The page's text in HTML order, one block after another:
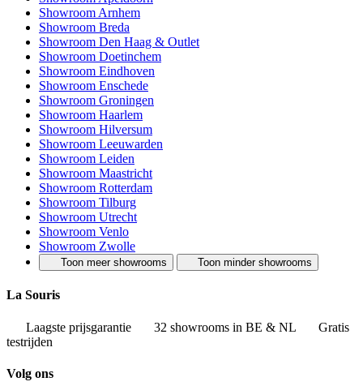
Showroom Arnhem
Showroom Breda
Showroom Den Haag & Outlet
Showroom Doetinchem
Showroom Eindhoven
Showroom Enschede
Showroom Groningen
Showroom Haarlem
Showroom Hilversum
Showroom Leeuwarden
Showroom Leiden
Showroom Maastricht
Showroom Rotterdam
Showroom Tilburg
Showroom Utrecht
Showroom Venlo
Showroom Zwolle
Toon meer showrooms Toon minder showrooms
La Souris
Laagste prijsgarantie 32 showrooms in BE & NL
Gratis
testrijden
Volg ons